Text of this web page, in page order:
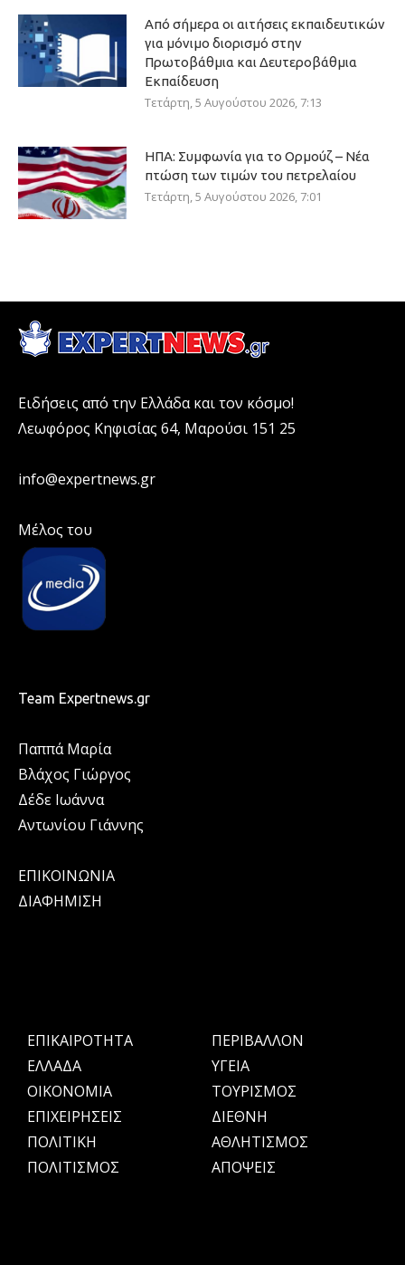
Από σήμερα οι αιτήσεις εκπαιδευτικών
για μόνιμο διορισμό στην
Πρωτοβάθμια και Δευτεροβάθμια
Εκπαίδευση
Τετάρτη, 5 Αυγούστου 2026, 7:13
ΗΠΑ: Συμφωνία για το Ορμούζ – Νέα
πτώση των τιμών του πετρελαίου
Τετάρτη, 5 Αυγούστου 2026, 7:01
Ειδήσεις από την Ελλάδα και τον κόσμο!
Λεωφόρος Κηφισίας 64, Μαρούσι 151 25
info@expertnews.gr
Μέλος του
Team Expertnews.gr
Παππά Μαρία
Βλάχος Γιώργος
Δέδε Ιωάννα
Αντωνίου Γιάννης
ΕΠΙΚΟΙΝΩΝΙΑ
ΔΙΑΦΗΜΙΣΗ
ΕΠΙΚΑΙΡΟΤΗΤΑ
ΕΛΛΑΔΑ
OIKONOMIA
ΕΠΙΧΕΙΡΗΣΕΙΣ
ΠΟΛΙΤΙΚΗ
ΠΟΛΙΤΙΣΜΟΣ
ΠΕΡΙΒΑΛΛΟΝ
ΥΓΕΙΑ
ΤΟΥΡΙΣΜΟΣ
ΔΙΕΘΝΗ
ΑΘΛΗΤΙΣΜΟΣ
ΑΠΟΨΕΙΣ